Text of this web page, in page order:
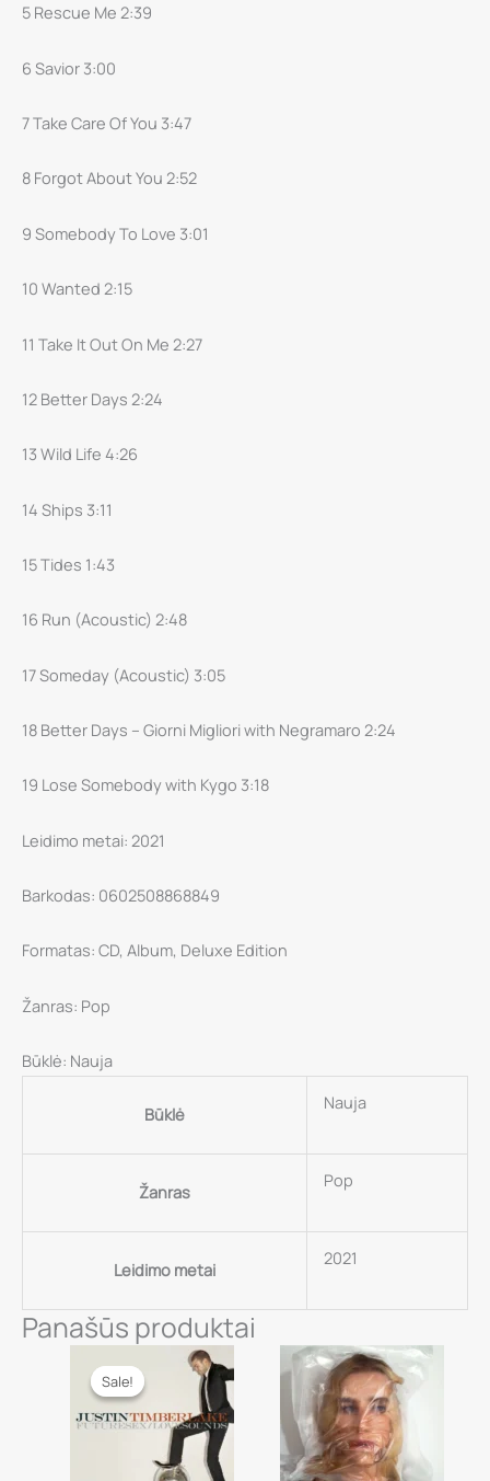
5 Rescue Me 2:39
6 Savior 3:00
7 Take Care Of You 3:47
8 Forgot About You 2:52
9 Somebody To Love 3:01
10 Wanted 2:15
11 Take It Out On Me 2:27
12 Better Days 2:24
13 Wild Life 4:26
14 Ships 3:11
15 Tides 1:43
16 Run (Acoustic) 2:48
17 Someday (Acoustic) 3:05
18 Better Days – Giorni Migliori with Negramaro 2:24
19 Lose Somebody with Kygo 3:18
Leidimo metai: 2021
Barkodas: 0602508868849
Formatas: CD, Album, Deluxe Edition
Žanras: Pop
Būklė: Nauja
Būklė
Nauja
Žanras
Pop
Leidimo metai
2021
Panašūs produktai
Sale!
Sale!